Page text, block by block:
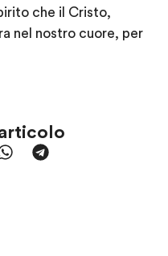
che il Cristo,
nel nostro cuore, per